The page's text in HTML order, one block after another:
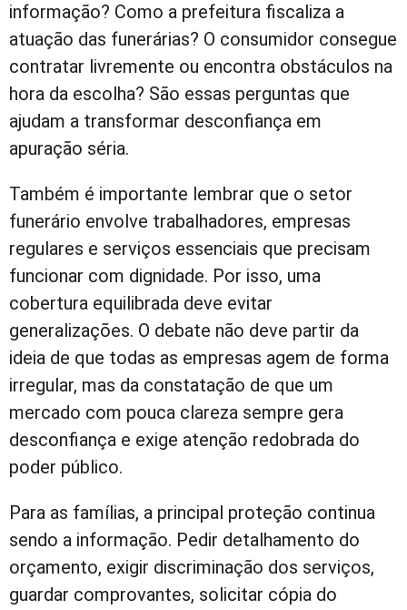
informação? Como a prefeitura fiscaliza a
atuação das funerárias? O consumidor consegue
contratar livremente ou encontra obstáculos na
hora da escolha? São essas perguntas que
ajudam a transformar desconfiança em
apuração séria.
Também é importante lembrar que o setor
funerário envolve trabalhadores, empresas
regulares e serviços essenciais que precisam
funcionar com dignidade. Por isso, uma
cobertura equilibrada deve evitar
generalizações. O debate não deve partir da
ideia de que todas as empresas agem de forma
irregular, mas da constatação de que um
mercado com pouca clareza sempre gera
desconfiança e exige atenção redobrada do
poder público.
Para as famílias, a principal proteção continua
sendo a informação. Pedir detalhamento do
orçamento, exigir discriminação dos serviços,
guardar comprovantes, solicitar cópia do